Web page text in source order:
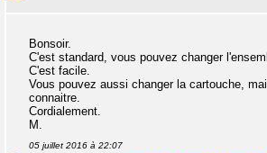
Bonsoir.
C'est standard, vous pouvez changer
C'est facile.
Vous pouvez aussi changer la cartouche,
connaitre.
Cordialement.
M.
05 juillet 2016 à 22:07